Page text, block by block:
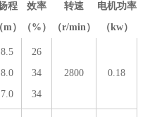
程
m）
效率
（%）
转速
（r/min）
电机功率
（kw）
8.5
8.0
7.0
26
34
34
2800 0.18